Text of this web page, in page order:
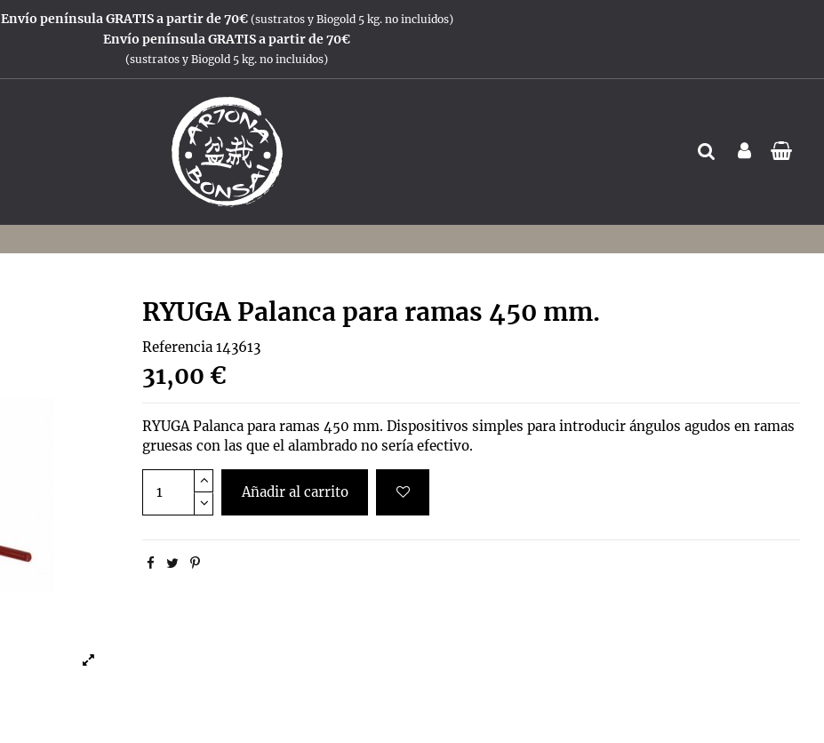
Envío península GRATIS a partir de 70€ (sustratos y Biogold 5 kg. no incluidos)
Envío península GRATIS a partir de 70€
(sustratos y Biogold 5 kg. no incluidos)
RYUGA Palanca para ramas 450 mm.
Referencia 143613
31,00 €
RYUGA Palanca para ramas 450 mm. Dispositivos simples para introducir ángulos agudos en ramas
gruesas con las que el alambrado no sería efectivo.
Añadir al carrito